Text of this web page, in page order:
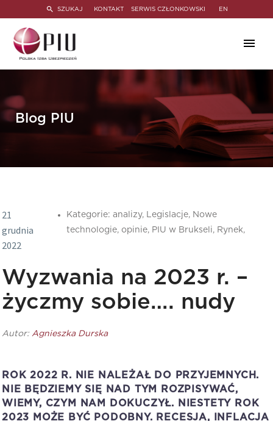
SZUKAJ KONTAKT SERWIS CZŁONKOWSKI EN
Blog PIU
21
grudnia
2022
Kategorie: analizy, Legislacje, Nowe
technologie, opinie, PIU w Brukseli, Rynek,
Wyzwania na 2023 r. –
życzmy sobie…. nudy
Autor: Agnieszka Durska
ROK 2022 R. NIE NALEŻAŁ DO PRZYJEMNYCH.
NIE BĘDZIEMY SIĘ NAD TYM ROZPISYWAĆ,
WIEMY, CZYM NAM DOKUCZYŁ. NIESTETY ROK
2023 MOŻE BYĆ PODOBNY. RECESJA, INFLACJA